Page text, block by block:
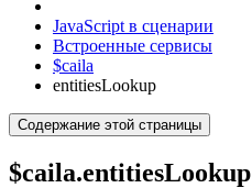
JavaScript в сценарии
Встроенные сервисы
$caila
entitiesLookup
Содержание этой страницы
$caila.entitiesLookup